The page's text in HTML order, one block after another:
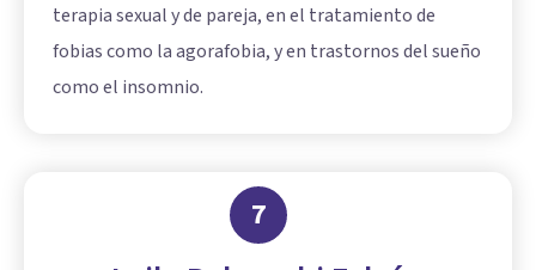
terapia sexual y de pareja, en el tratamiento de
fobias como la agorafobia, y en trastornos del sueño
como el insomnio.
7